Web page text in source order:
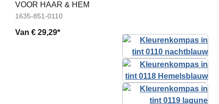
VOOR HAAR & HEM
1635-851-0110
Van € 29,29*